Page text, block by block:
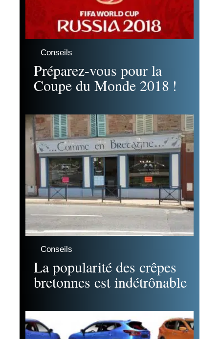
Conseils
Préparez-vous pour la
Coupe du Monde 2018 !
Conseils
La popularité des crêpes
bretonnes est indétrônable